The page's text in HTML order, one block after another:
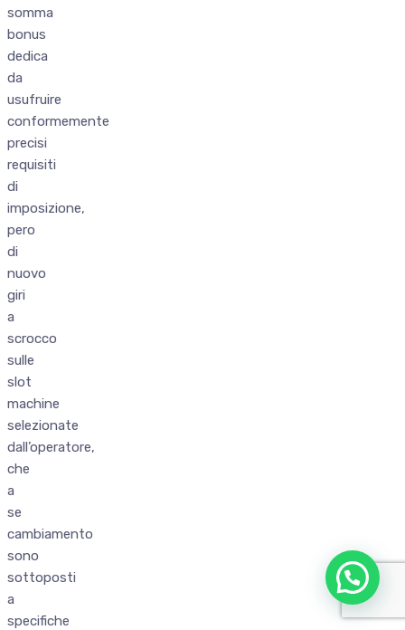
somma
bonus
dedica
da
usufruire
conformemente
precisi
requisiti
di
imposizione,
pero
di
nuovo
giri
a
scrocco
sulle
slot
machine
selezionate
dall’operatore,
che
a
se
cambiamento
sono
sottoposti
a
specifiche